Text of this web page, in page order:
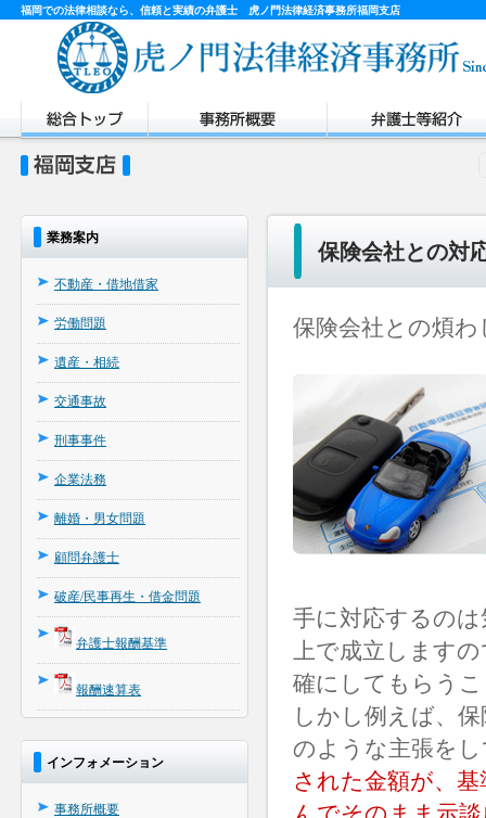
福岡での法律相談なら、信頼と実績の弁護士 虎ノ門法律経済事務所福岡支店
業務案内
不動産・借地借家
労働問題
遺産・相続
交通事故
刑事事件
企業法務
離婚・男女問題
顧問弁護士
破産/民事再生・借金問題
弁護士報酬基準
報酬速算表
インフォメーション
事務所概要
保険会社との対
保険会社との煩
手に対応するの
上で成立します
確にしてもらう
しかし例えば、
のような主張を
された金額が、